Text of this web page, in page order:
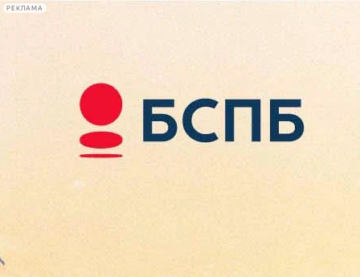
РЕКЛАМА
Сегодня:
2026.08.08
00:14
Афиша Plus